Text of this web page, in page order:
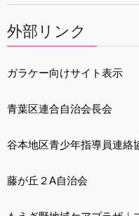
外部リンク
ガラケー向けサイト表示
青葉区連合自治会長会
谷本地区青少年指導員連絡
藤が丘２A自治会